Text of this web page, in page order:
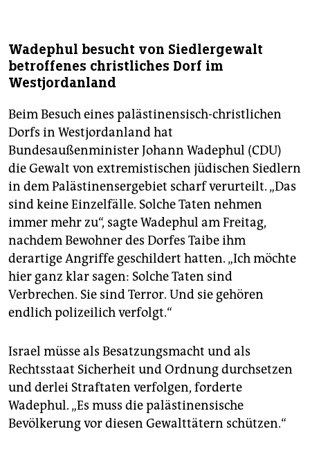
Wadephul besucht von Siedlergewalt
betroffenes christliches Dorf im
Westjordanland
Beim Besuch eines palästinensisch-christlichen
Dorfs in Westjordanland hat
Bundesaußenminister Johann Wadephul (CDU)
die Gewalt von extremistischen jüdischen Siedlern
in dem Palästinensergebiet scharf verurteilt. „Das
sind keine Einzelfälle. Solche Taten nehmen
immer mehr zu“, sagte Wadephul am Freitag,
nachdem Bewohner des Dorfes Taibe ihm
derartige Angriffe geschildert hatten. „Ich möchte
hier ganz klar sagen: Solche Taten sind
Verbrechen. Sie sind Terror. Und sie gehören
endlich polizeilich verfolgt.“
Israel müsse als Besatzungsmacht und als
Rechtsstaat Sicherheit und Ordnung durchsetzen
und derlei Straftaten verfolgen, forderte
Wadephul. „Es muss die palästinensische
Bevölkerung vor diesen Gewalttätern schützen.“